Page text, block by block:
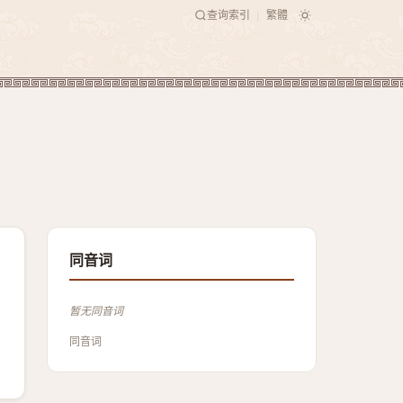
查询索引 繁體
同音词
暂无同音词
同音词